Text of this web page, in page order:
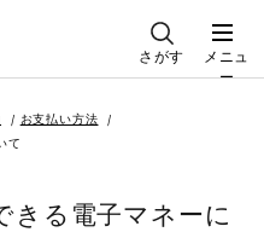
さがす
メニュ
ー
お支払い方法
て
きる電子マネーに